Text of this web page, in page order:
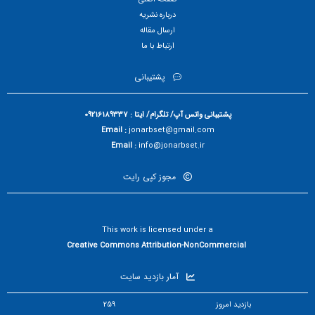
درباره نشریه
ارسال مقاله
ارتباط با ما
پشتیبانی
پشتیبانی واتس آپ/ تلگرام/ ایتا : 09216189337
Email :jonarbset@gmail.com
Email :info@jonarbset.ir
مجوز کپی رایت
This work is licensed under a
آمار بازدید سایت
بازدید امروز
259